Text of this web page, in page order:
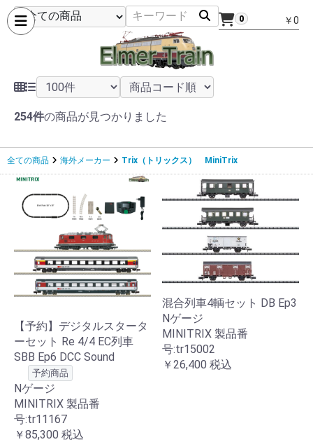
0 ￥0
254件の商品が見つかりました
全ての商品 海外メーカー Trix（トリックス） MiniTrix
【予約】デジタルスタータ
ーセット Re 4/4 EC列車
SBB Ep6 DCC Sound
予約商品
Nゲージ
MINITRIX 製品番
号:tr11167
￥85,300 税込
混合列車4輌セット DB Ep3
Nゲージ
MINITRIX 製品番
号:tr15002
￥26,400 税込